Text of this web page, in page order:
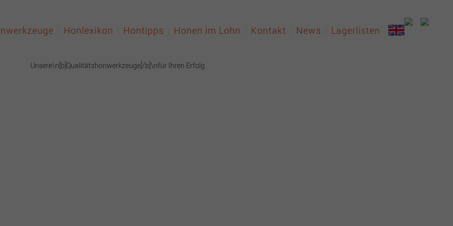
gebraucht
Honlexikon Hontipps Honen im Lohn Kontakt News Lagerlisten